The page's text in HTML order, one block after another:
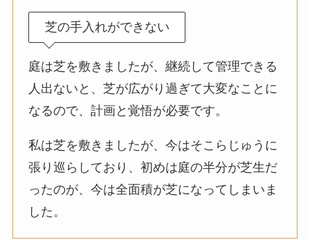
芝の手入れができない
庭は芝を敷きましたが、継続して管理できる
人出ないと、芝が広がり過ぎて大変なことに
なるので、計画と覚悟が必要です。
私は芝を敷きましたが、今はそこらじゅうに
張り巡らしており、初めは庭の半分が芝生だ
ったのが、今は全面積が芝になってしまいま
した。